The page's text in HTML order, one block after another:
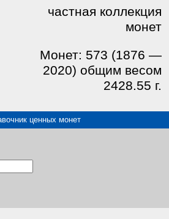
частная коллекция
монет
Монет: 573 (1876 —
2020) общим весом
2428.55 г.
ценных монет